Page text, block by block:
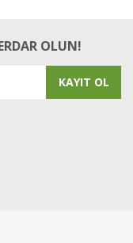
OLUN!
KAYIT OL